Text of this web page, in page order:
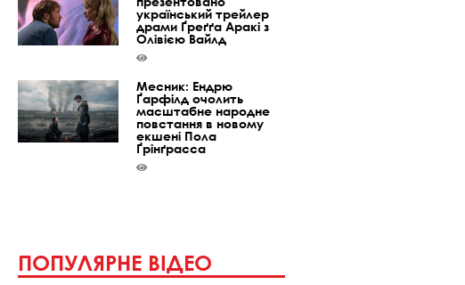
український трейлер
драми Ґреґґа Аракі з
Олівією Вайлд
Месник: Ендрю
Ґарфілд очолить
масштабне народне
повстання в новому
екшені Пола
Ґрінґрасса
ПОПУЛЯРНЕ ВІДЕО